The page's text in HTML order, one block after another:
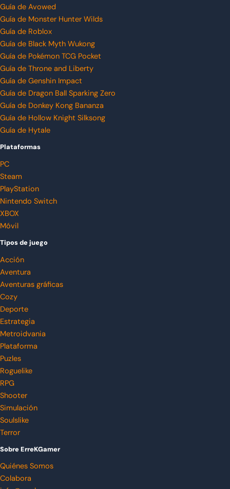
Guía de Avowed
Guía de Monster Hunter Wilds
Guía de Roblox
Guía de Black Myth Wukong
Guía de Pokémon TCG Pocket
Guía de Throne and Liberty
Guía de Genshin Impact
Guía de Dragon Ball Sparking Zero
Guía de Donkey Kong Bananza
Guía de Hollow Knight Silksong
Guía de Hytale
Plataformas
PC
Steam
PlayStation
Nintendo Switch
XBOX
Móvil
Tipos de juego
Acción
Aventura
Aventuras gráficas
Cozy
Deporte
Estrategia
Metroidvania
Plataforma
Puzles
Roguelike
RPG
Shooter
Simulación
Soulslike
Terror
Sobre ErreKGamer
Quiénes Somos
Colabora